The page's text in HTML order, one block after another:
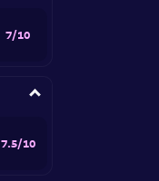
7/10
7.5/10